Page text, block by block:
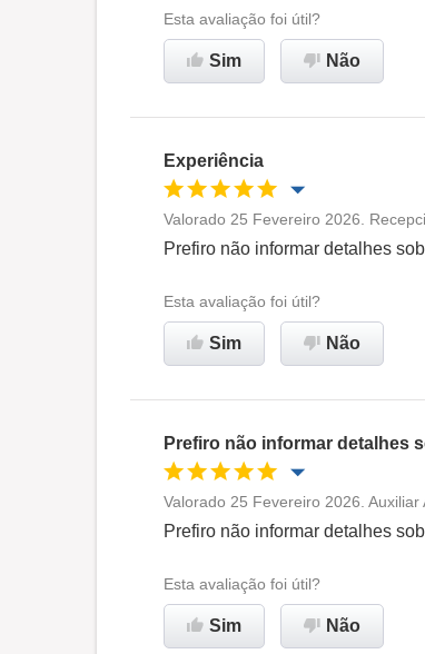
Esta avaliação foi útil?
Sim Não
Experiência
Oportunidade de promoção
Ambiente de trabalho
Recomenda esta empresa
Valorado 25 Fevereiro 2026.
Prefiro não informar detalhes
Esta avaliação foi útil?
Sim Não
Prefiro não informar detalhes
Oportunidade de promoção
Ambiente de trabalho
Recomenda esta empresa
Valorado 25 Fevereiro 2026.
Prefiro não informar detalhes
Esta avaliação foi útil?
Sim Não